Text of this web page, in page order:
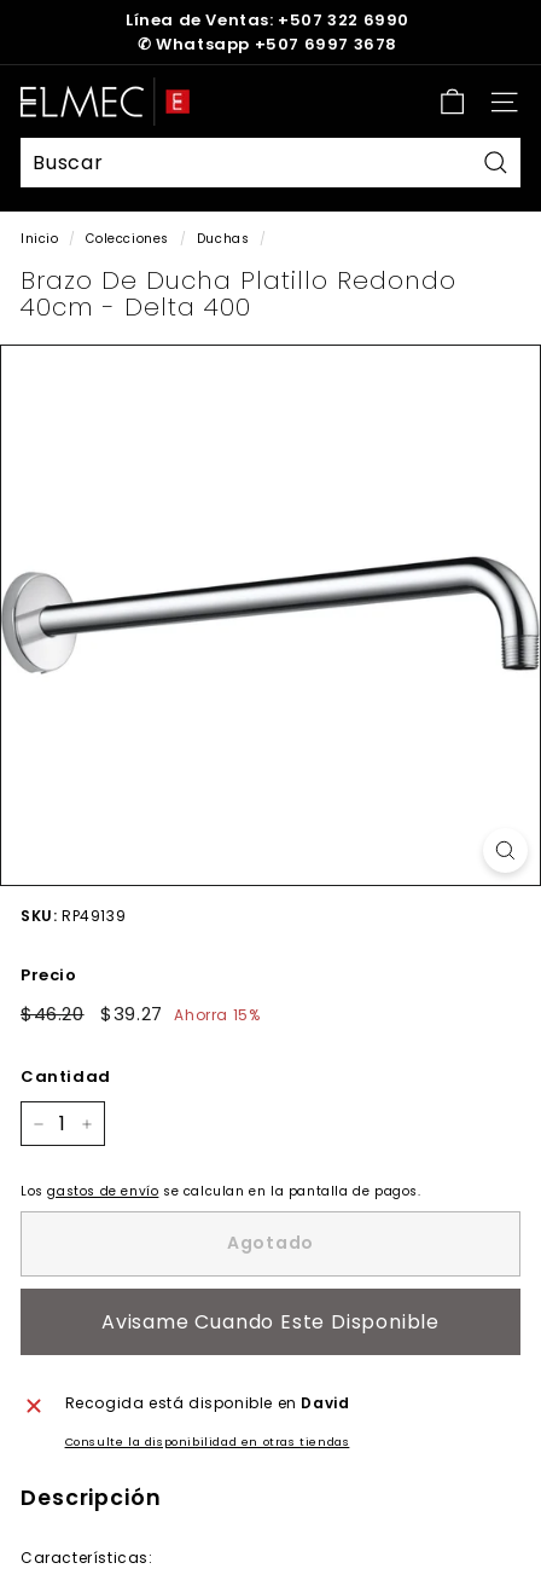
diapositivas
pausa
Línea de Ventas: +507 322 6990
✆ Whatsapp +507 6997 3678
E
L
M
E
C
Inicio / Colecciones / Duchas /
Brazo De Ducha Platillo Redondo
40cm - Delta 400
SKU: RP49139
Precio
Precio
$46.20$46.20
Precio
$39.27 $39.27
Ahorra 15%
Cantidad
Losgastos de envío se calculan en la pantalla de pagos.
Agotado
Avisame Cuando Este Disponible
Recogida está disponible en David
Consulte la disponibilidad en otras tiendas
Descripción
Características: